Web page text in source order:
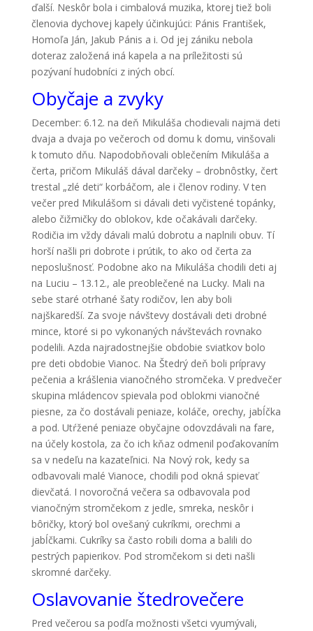
ďalší. Neskôr bola i cimbalová muzika, ktorej tiež boli
členovia dychovej kapely účinkujúci: Pánis František,
Homoľa Ján, Jakub Pánis a i. Od jej zániku nebola
doteraz založená iná kapela a na príležitosti sú
pozývaní hudobníci z iných obcí.
Obyčaje a zvyky
December: 6.12. na deň Mikuláša chodievali najmä deti
dvaja a dvaja po večeroch od domu k domu, vinšovali
k tomuto dňu. Napodobňovali oblečením Mikuláša a
čerta, pričom Mikuláš dával darčeky – drobnôstky, čert
trestal „zlé deti“ korbáčom, ale i členov rodiny. V ten
večer pred Mikulášom si dávali deti vyčistené topánky,
alebo čižmičky do oblokov, kde očakávali darčeky.
Rodičia im vždy dávali malú dobrotu a naplnili obuv. Tí
horší našli pri dobrote i prútik, to ako od čerta za
neposlušnosť. Podobne ako na Mikuláša chodili deti aj
na Luciu – 13.12., ale preoblečené na Lucky. Mali na
sebe staré otrhané šaty rodičov, len aby boli
najškaredší. Za svoje návštevy dostávali deti drobné
mince, ktoré si po vykonaných návštevách rovnako
podelili. Azda najradostnejšie obdobie sviatkov bolo
pre deti obdobie Vianoc. Na Štedrý deň boli prípravy
pečenia a krášlenia vianočného stromčeka. V predvečer
skupina mládencov spievala pod oblokmi vianočné
piesne, za čo dostávali peniaze, koláče, orechy, jabĺčka
a pod. Utŕžené peniaze obyčajne odovzdávali na fare,
na účely kostola, za čo ich kňaz odmenil poďakovaním
sa v nedeľu na kazateľnici. Na Nový rok, kedy sa
odbavovali malé Vianoce, chodili pod okná spievať
dievčatá. I novoročná večera sa odbavovala pod
vianočným stromčekom z jedle, smreka, neskôr i
bôričky, ktorý bol ovešaný cukríkmi, orechmi a
jabĺčkami. Cukríky sa často robili doma a balili do
pestrých papierikov. Pod stromčekom si deti našli
skromné darčeky.
Oslavovanie štedrovečere
Pred večerou sa podľa možnosti všetci vyumývali,